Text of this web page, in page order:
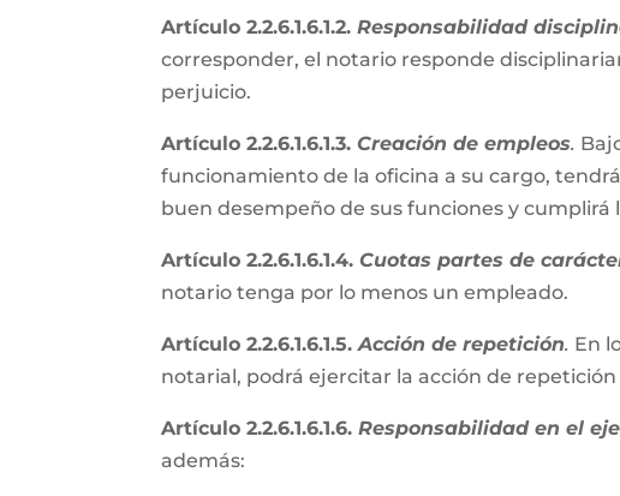
Artículo 2.2.6.1.6.1.2. Responsabilidad
corresponder, el notario responde
perjuicio.
Artículo 2.2.6.1.6.1.3.Creación de empleos.
funcionamiento de la oficina a su cargo,
buen desempeño de sus funciones y cumplirá
Artículo 2.2.6.1.6.1.4.Cuotas partes de
notario tenga por lo menos un empleado.
Artículo 2.2.6.1.6.1.5.Acción de repetición. En
notarial, podrá ejercitar la acción de
Artículo 2.2.6.1.6.1.6.Responsabilidad en el
además: